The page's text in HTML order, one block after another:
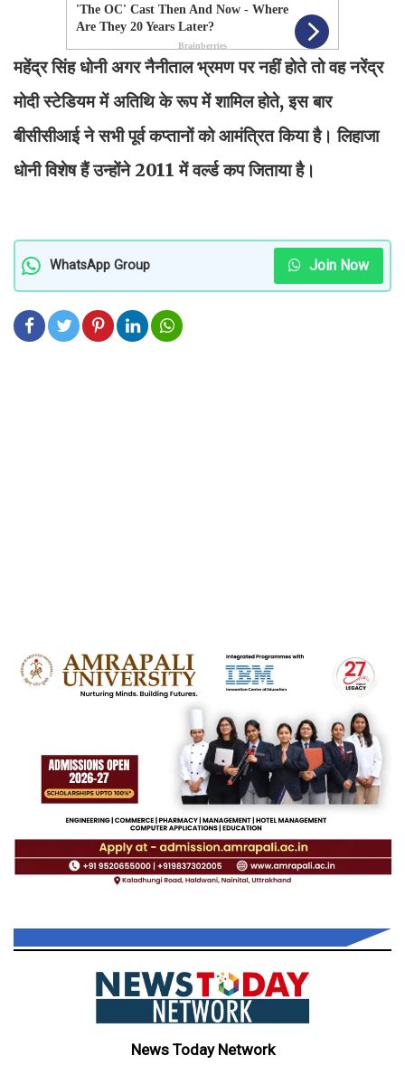
महेंद्र सिंह धोनी अगर नैनीताल भ्रमण पर नहीं होते तो वह नरेंद्र
मोदी स्टेडियम में अतिथि के रूप में शामिल होते, इस बार
बीसीसीआई ने सभी पूर्व कप्तानों को आमंत्रित किया है। लिहाजा
धोनी विशेष हैं उन्होंने 2011 में वर्ल्ड कप जिताया है।
WhatsApp Group Join Now
News Today Network